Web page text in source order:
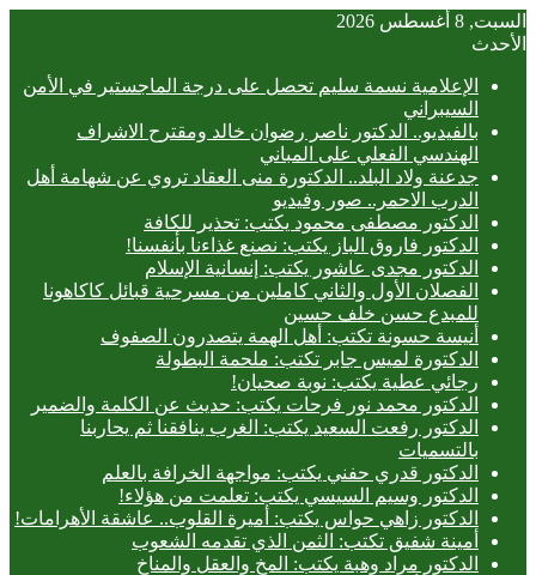
السبت, 8 أغسطس 2026
الأحدث
الإعلامية نسمة سليم تحصل على درجة الماجستير في الأمن
السيبراني
بالفيديو.. ‎الدكتور ناصر رضوان خالد ومقترح الاشراف
الهندسي الفعلي على المباني
جدعنة ولاد البلد.. الدكتورة منى العقاد تروي عن شهامة أهل
الدرب الاحمر.. صور وفيديو
الدكتور مصطفى محمود يكتب: تحذير للكافة
الدكتور فاروق الباز يكتب: نصنع غذاءنا بأنفسنا!
الدكتور مجدى عاشور يكتب: إنسانية الإسلام
الفصلان الأول والثاني كاملين من مسرحية قبائل كاكاهونا
للمبدع حسن خلف حسين
أنيسة حسونة تكتب: أهل الهمة يتصدرون الصفوف
الدكتورة لميس جابر تكتب: ملحمة البطولة
رجائي عطية يكتب: نوبة صحيان!
الدكتور محمد نور فرحات يكتب: حديث عن الكلمة والضمير
الدكتور رفعت السعيد يكتب: الغرب ينافقنا ثم يحاربنا
بالتسميات
الدكتور قدري حفني يكتب: مواجهة الخرافة بالعلم
الدكتور وسيم السيسي يكتب: تعلمت من هؤلاء!
الدكتور زاهي حواس يكتب: أميرة القلوب.. عاشقة الأهرامات!
أمينة شفيق تكتب: الثمن الذي تقدمه الشعوب
الدكتور مراد وهبة يكتب: المخ والعقل والمناخ